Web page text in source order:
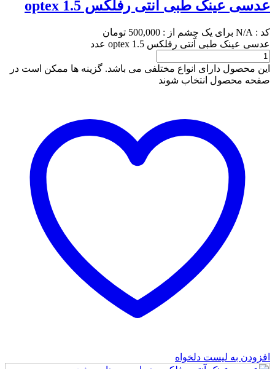
عدسی عینک طبی آنتی رفلکس optex 1.5
کد : N/A برای یک چشم از : 500,000 تومان
عدسی عینک طبی آنتی رفلکس optex 1.5 عدد
این محصول دارای انواع مختلفی می باشد. گزینه ها ممکن است در
صفحه محصول انتخاب شوند
افزودن به لیست دلخواه